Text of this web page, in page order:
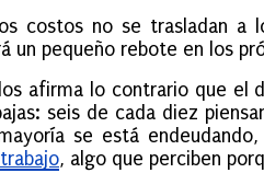
costos no se trasladan a
pequeño rebote en los
afirma lo contrario que el
seis de cada diez
se está
, algo que perciben